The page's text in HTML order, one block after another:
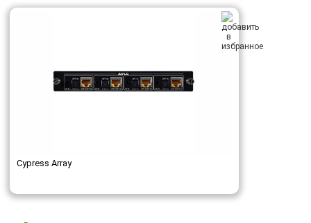
Cypress Array